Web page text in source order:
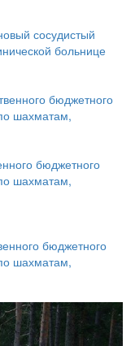
сосудистый
больнице
бюджетного
шахматам,
бюджетного
шахматам,